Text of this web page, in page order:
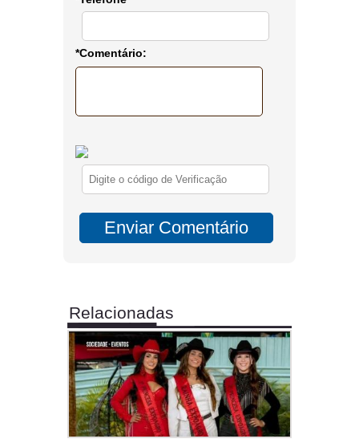
*Comentário:
Relacionadas